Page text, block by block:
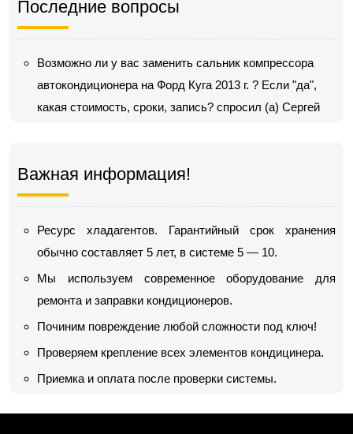
Последние вопросы
Возможно ли у вас заменить сальник компрессора
автокондиционера на Форд Куга 2013 г. ? Если "да",
какая стоимость, сроки, запись? спросил (а) Сергей
Важная информация!
Ресурс хладагентов. Гарантийный срок хранения
обычно составляет 5 лет, в системе 5 — 10.
Мы используем современное оборудование для
ремонта и заправки кондиционеров.
Починим повреждение любой сложности под ключ!
Проверяем крепление всех элементов кондицинера.
Приемка и оплата после проверки системы.